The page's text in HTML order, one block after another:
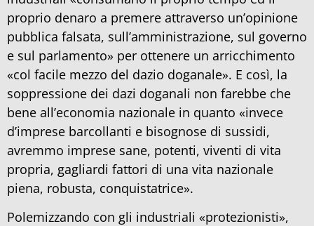
proprio denaro a premere attraverso un’opinione
pubblica falsata, sull’amministrazione, sul governo
e sul parlamento» per ottenere un arricchimento
«col facile mezzo del dazio doganale». E così, la
soppressione dei dazi doganali non farebbe che
bene all’economia nazionale in quanto «invece
d’imprese barcollanti e bisognose di sussidi,
avremmo imprese sane, potenti, viventi di vita
propria, gagliardi fattori di una vita nazionale
piena, robusta, conquistatrice».
Polemizzando con gli industriali «protezionisti»,